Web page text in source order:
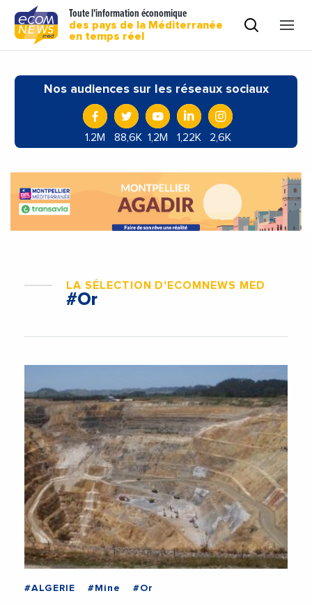
Toute l'information économique
des pays de la Méditerranée
en temps réel
Nos audiences sur les réseaux sociaux
1.2M 88,6K 1,2M 1,22K 2,6K
LA SÉLECTION D'ECOMNEWS MED
#Or
#ALGERIE #Mine #Or